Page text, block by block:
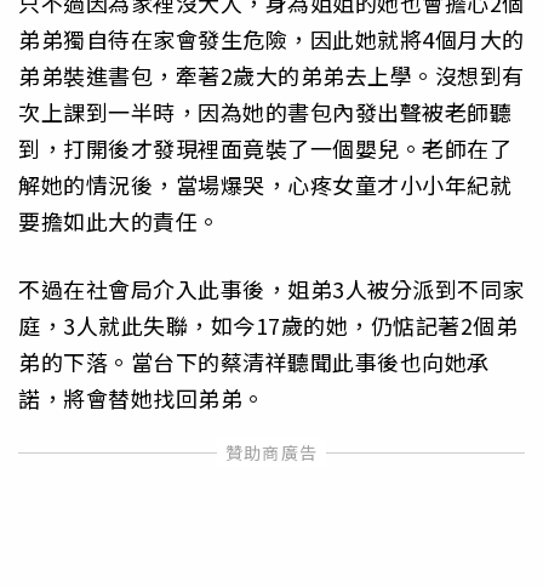
弟弟獨自待在家會發生危險，因此她就將4個月大的
弟弟裝進書包，牽著2歲大的弟弟去上學。沒想到有
次上課到一半時，因為她的書包內發出聲被老師聽
到，打開後才發現裡面竟裝了一個嬰兒。老師在了
解她的情況後，當場爆哭，心疼女童才小小年紀就
要擔如此大的責任。
不過在社會局介入此事後，姐弟3人被分派到不同家
庭，3人就此失聯，如今17歲的她，仍惦記著2個弟
弟的下落。當台下的蔡清祥聽聞此事後也向她承
諾，將會替她找回弟弟。